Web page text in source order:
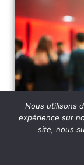
Nous utilisons
expérience sur
site, nous